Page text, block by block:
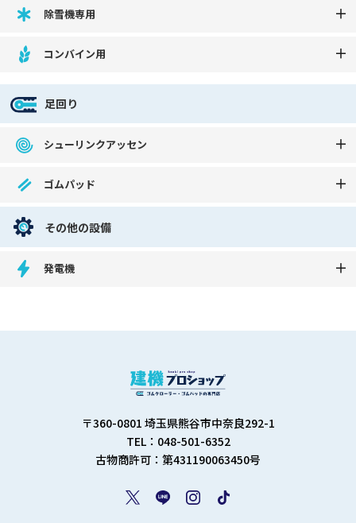
除雪機専用
コンバイン用
足回り
シューリンクアッセン
ゴムパッド
その他の設備
発電機
〒360-0801 埼玉県熊谷市中奈良292-1
TEL：048-501-6352
古物商許可：第431190063450号